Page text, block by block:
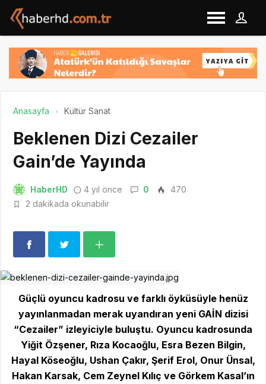
Anasayfa Kültür Sanat
Beklenen Dizi Cezailer
Gain’de Yayında
HaberHD 4 yıl önce 0
470
2 dakikada okunabilir
Güçlü oyuncu kadrosu ve farklı öyküsüyle henüz
yayınlanmadan merak uyandıran yeni GAİN dizisi
“Cezailer” izleyiciyle buluştu. Oyuncu kadrosunda
Yiğit Özşener, Rıza Kocaoğlu, Esra Bezen Bilgin,
Hayal Köseoğlu, Ushan Çakır, Şerif Erol, Onur Ünsal,
Hakan Karsak, Cem Zeynel Kılıç ve Görkem Kasal’ın